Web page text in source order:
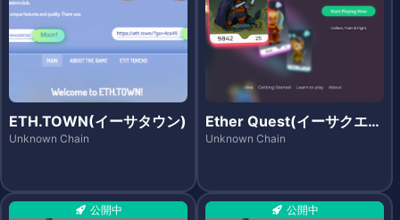
ETH.TOWN(イーサタウン)
Unknown Chain
Ether Quest(イーサクエス
ト)
Unknown Chain
公開中 公開中